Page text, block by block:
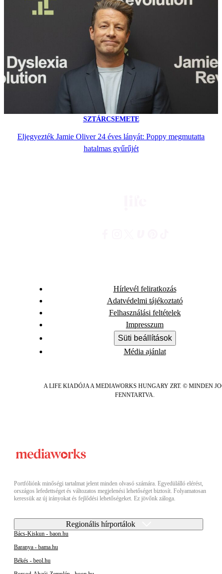
SZTÁRCSEMETE
Eljegyezték Jamie Oliver 24 éves lányát: Poppy megmutatta
hatalmas gyűrűjét
Hírlevél feliratkozás
Adatvédelmi tájékoztató
Felhasználási feltételek
Impresszum
Süti beállítások
Média ajánlat
A LIFE KIADÓJA A MEDIAWORKS HUNGARY ZRT. © MINDEN
FENNTARTVA.
Portfóliónk minőségi tartalmat jelent minden olvasó számára. Egyedülálló elérést,
országos lefedettséget és változatos megjelenési lehetőséget biztosít. Folyamatosan
keressük az új irányokat és fejlődési lehetőségeket. Ez jövőnk záloga.
Regionális hírportálok
Bács-Kiskun - baon.hu
Baranya - bama.hu
Békés - beol.hu